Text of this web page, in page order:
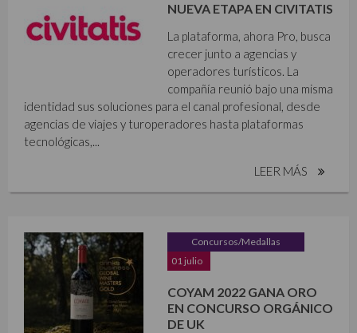
NUEVA ETAPA EN CIVITATIS
La plataforma, ahora Pro, busca
crecer junto a agencias y
operadores turísticos. La
compañía reunió bajo una misma
identidad sus soluciones para el canal profesional, desde
agencias de viajes y turoperadores hasta plataformas
tecnológicas,...
LEER MÁS
Concursos/Medallas
01 julio
COYAM 2022 GANA ORO
EN CONCURSO ORGÁNICO
DE UK